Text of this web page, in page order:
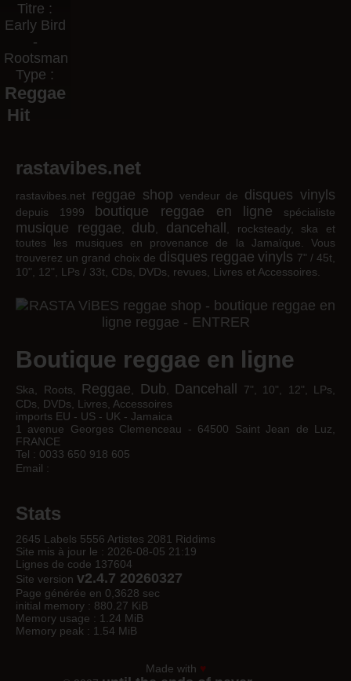
Titre :
Early Bird
-
Rootsman
Type :
Reggae
Hit
rastavibes.net
rastavibes.net reggae shop vendeur de disques vinyls
depuis 1999 boutique reggae en ligne spécialiste
musique reggae dub dancehall
, rocksteady, ska et
toutes les musiques en provenance de la Jamaïque. Vous
trouverez un grand choix de disques reggae vinyls 7" / 45t,
10", 12", LPs / 33t, CDs, DVDs, revues, Livres et Accessoires.
Boutique reggae en ligne
Ska, Roots, Reggae Dub Dancehall
7", 10", 12", LPs,
CDs, DVDs, Livres, Accessoires
imports EU - US - UK - Jamaica
1 avenue Georges Clemenceau - 64500 Saint Jean de Luz,
FRANCE
Tel : 0033 650 918 605
Email :
Stats
2645 Labels 5556 Artistes 2081 Riddims
Site mis à jour le : 2026-08-05 21:19
Lignes de code 137604
Site version v2.4.7 20260327
Page générée en 0,3628 sec
initial memory : 880.27 KiB
Memory usage : 1.24 MiB
Memory peak : 1.54 MiB
Made with ♥